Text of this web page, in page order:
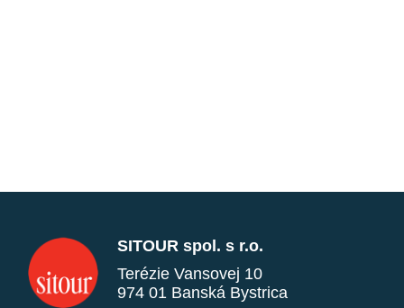
SITOUR spol. s r.o.
Terézie Vansovej 10
974 01 Banská Bystrica